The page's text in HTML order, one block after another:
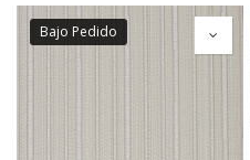
Bajo Pedido